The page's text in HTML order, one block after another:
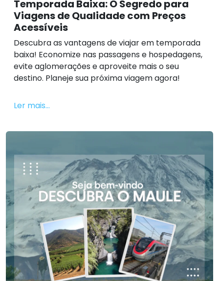
Temporada Baixa: O Segredo para
Viagens de Qualidade com Preços
Acessíveis
Descubra as vantagens de viajar em temporada
baixa! Economize nas passagens e hospedagens,
evite aglomerações e aproveite mais o seu
destino. Planeje sua próxima viagem agora!
Ler mais...